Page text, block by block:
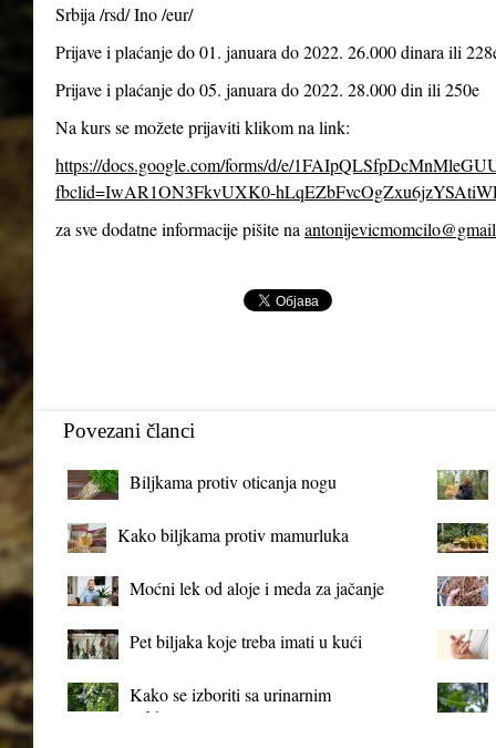
Srbija /rsd/ Ino /eur/
Prijave i plaćanje do 01. januara do 2022. 26.000 dinara ili
Prijave i plaćanje do 05. januara do 2022. 28.000 din ili 250e
Na kurs se možete prijaviti klikom na link:
https://docs.google.com/forms/d/e/
fbclid=IwAR1ON3FkvUXK0-
za sve dodatne informacije pišite na
Povezani članci
Biljkama protiv oticanja nogu
Kako biljkama protiv mamurluka
Moćni lek od aloje i meda za jačanje
Pet biljaka koje treba imati u kući
Kako se izboriti sa urinarnim
infekcijama?